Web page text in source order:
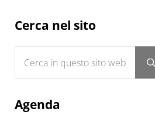
Sidebar
Cerca nel sito
Agenda